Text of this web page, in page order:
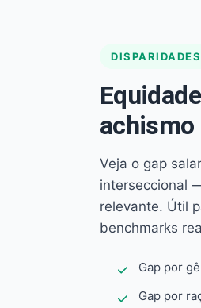
achismo
Veja o gap
interseccional
relevante. Útil
benchmarks
Gap por
Gap por